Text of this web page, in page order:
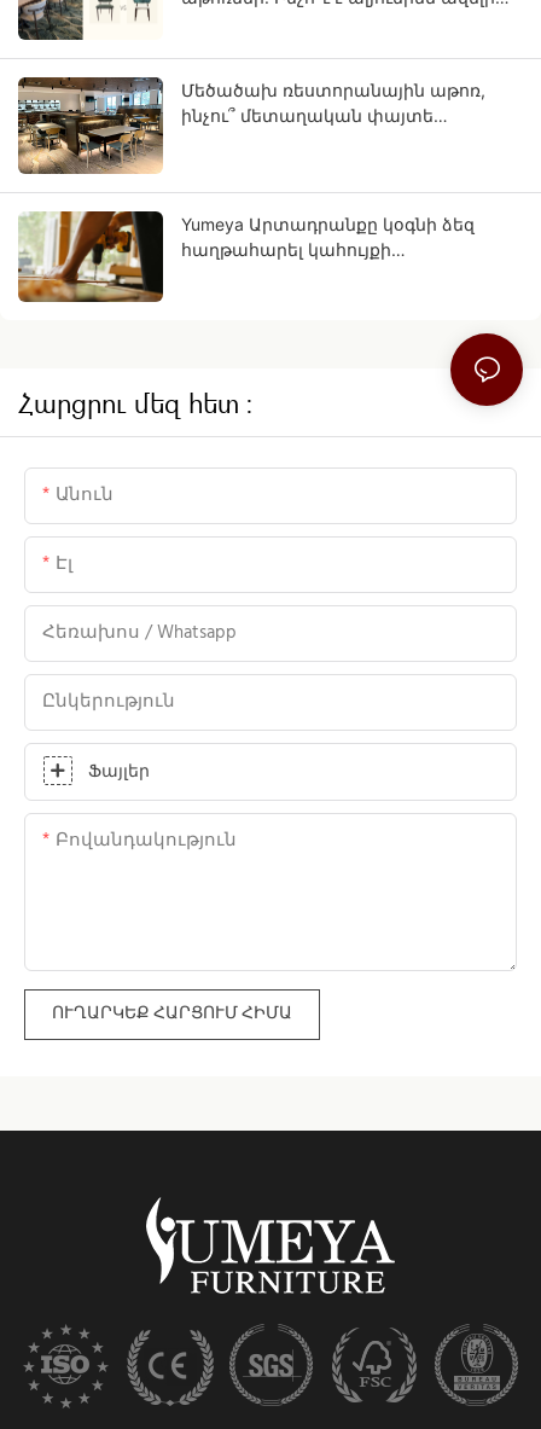
Մեծածախ ռեստորանային աթոռ,
ինչու՞ մետաղական փայտե
Yumeya Արտադրանքը կօգնի ձեզ
հաղթահարել կահույքի
Հարցրու մեզ հետ ։
Անուն
Էլ
Հեռախոս / Whatsapp
Ընկերություն
Ֆայլեր
Բովանդակություն
ՈՒՂԱՐԿԵՔ ՀԱՐՑՈՒՄ ՀԻՄԱ